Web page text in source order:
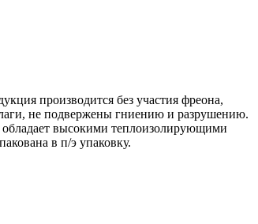
производится без участия фреона,
не подвержены гниению и разрушению.
высокими теплоизолирующими
в п/э упаковку.